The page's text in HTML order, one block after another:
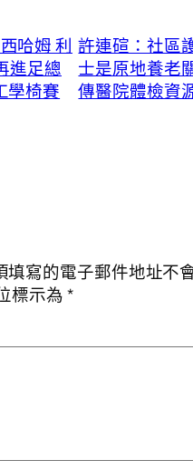
哈姆 利
進足總
學椅賽
許連碹：社區
士是原地養老
傳醫院體檢資
填寫的電子郵件地址不
標示為*